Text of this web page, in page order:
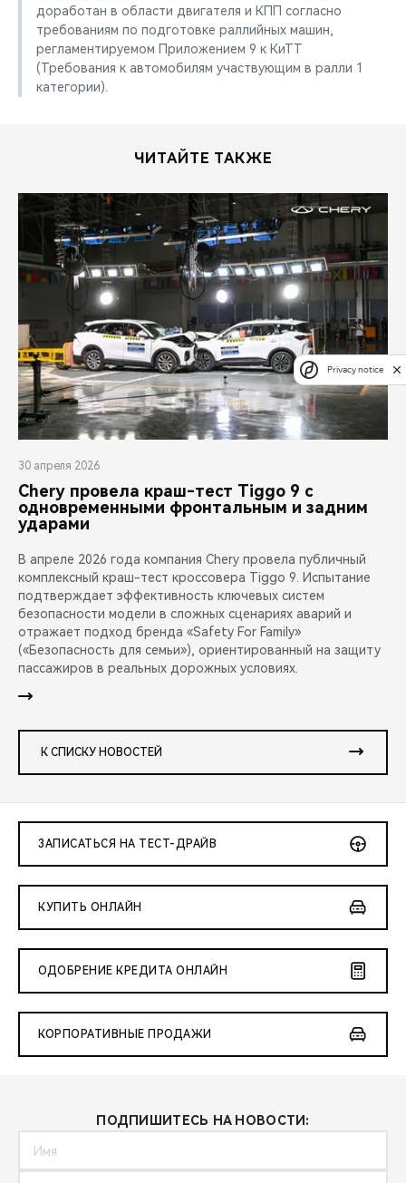
доработан в области двигателя и КПП согласно
требованиям по подготовке раллийных машин,
регламентируемом Приложением 9 к КиТТ
(Требования к автомобилям участвующим в ралли 1
категории).
ЧИТАЙТЕ ТАКЖЕ
30 апреля 2026
Chery провела краш-тест Tiggo 9 с
одновременными фронтальным и задним
ударами
В апреле 2026 года компания Chery провела публичный
комплексный краш-тест кроссовера Tiggo 9. Испытание
подтверждает эффективность ключевых систем
безопасности модели в сложных сценариях аварий и
отражает подход бренда «Safety For Family»
(«Безопасность для семьи»), ориентированный на защиту
пассажиров в реальных дорожных условиях.
К СПИСКУ НОВОСТЕЙ
ЗАПИСАТЬСЯ НА ТЕСТ-ДРАЙВ
КУПИТЬ ОНЛАЙН
ОДОБРЕНИЕ КРЕДИТА ОНЛАЙН
КОРПОРАТИВНЫЕ ПРОДАЖИ
ПОДПИШИТЕСЬ НА НОВОСТИ:
Privacy notice